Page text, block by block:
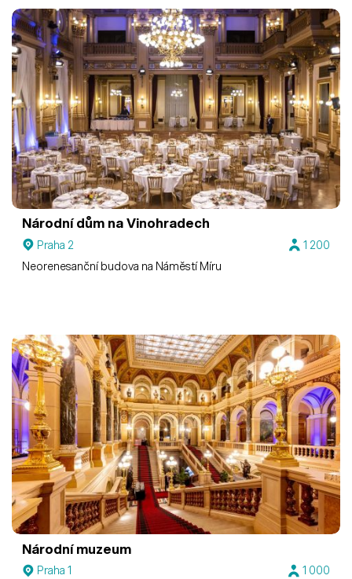
Národní dům na Vinohradech
Praha 2
1 200
Neorenesanční budova na Náměstí Míru
Národní muzeum
Praha 1
1 000